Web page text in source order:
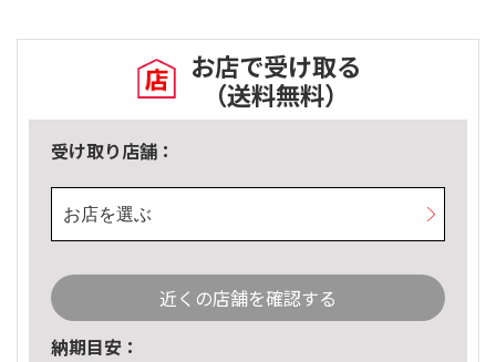
お店で受け取る
（送料無料）
受け取り店舗：
お店を選ぶ
近くの店舗を確認する
納期目安：